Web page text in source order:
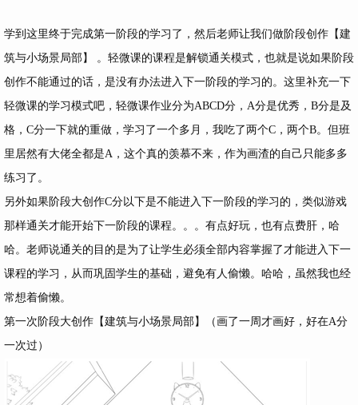
学到这里终于完成第一阶段的学习了，然后老师让我们做阶段创作【建
筑与小场景局部】 。轻微课的课程是解锁通关模式，也就是说如果阶段
创作不能通过的话，是没有办法进入下一阶段的学习的。这里补充一下
轻微课的学习模式吧，轻微课作业分为ABCD分，A分是优秀，B分是及
格，C分一下就的重做，学习了一个多月，我吃了两个C，两个B。但班
里居然有大佬全都是A，这个真的羡慕不来，作为画渣的自己只能多多
练习了。
另外如果阶段大创作C分以下是不能进入下一阶段的学习的，类似游戏
那样通关才能开始下一阶段的课程。。。有点好玩，也有点费肝，哈
哈。老师说通关的目的是为了让学生必须全部内容掌握了才能进入下一
课程的学习，从而巩固学生的基础，避免有人偷懒。哈哈，虽然我也经
常想着偷懒。
第一次阶段大创作【建筑与小场景局部】（画了一周才画好，好在A分
一次过）